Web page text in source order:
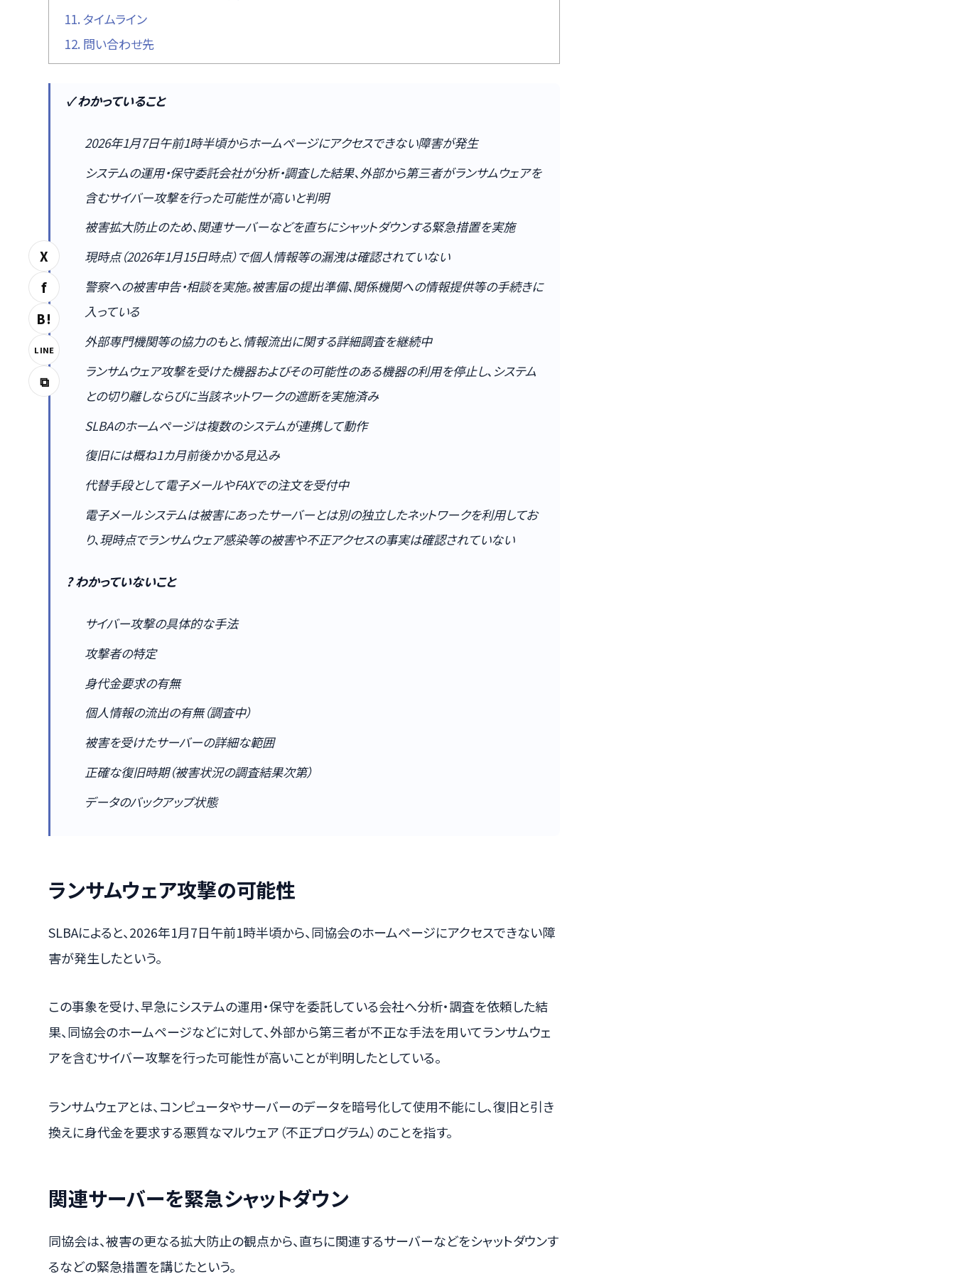
X
f
B!
LINE
⧉
11. タイムライン
12. 問い合わせ先
✓ わかっていること
2026年1月7日午前1時半頃からホームページにアクセスできない障害が発生
システムの運用・保守委託会社が分析・調査した結果、外部から第三者がランサムウェアを
含むサイバー攻撃を行った可能性が高いと判明
被害拡大防止のため、関連サーバーなどを直ちにシャットダウンする緊急措置を実施
現時点（2026年1月15日時点）で個人情報等の漏洩は確認されていない
警察への被害申告・相談を実施。被害届の提出準備、関係機関への情報提供等の手続きに
入っている
外部専門機関等の協力のもと、情報流出に関する詳細調査を継続中
ランサムウェア攻撃を受けた機器およびその可能性のある機器の利用を停止し、システム
との切り離しならびに当該ネットワークの遮断を実施済み
SLBAのホームページは複数のシステムが連携して動作
復旧には概ね1カ月前後かかる見込み
代替手段として電子メールやFAXでの注文を受付中
電子メールシステムは被害にあったサーバーとは別の独立したネットワークを利用してお
り、現時点でランサムウェア感染等の被害や不正アクセスの事実は確認されていない
? わかっていないこと
サイバー攻撃の具体的な手法
攻撃者の特定
身代金要求の有無
個人情報の流出の有無（調査中）
被害を受けたサーバーの詳細な範囲
正確な復旧時期（被害状況の調査結果次第）
データのバックアップ状態
ランサムウェア攻撃の可能性
SLBAによると、2026年1月7日午前1時半頃から、同協会のホームページにアクセスできない障
害が発生したという。
この事象を受け、早急にシステムの運用・保守を委託している会社へ分析・調査を依頼した結
果、同協会のホームページなどに対して、外部から第三者が不正な手法を用いてランサムウェ
アを含むサイバー攻撃を行った可能性が高いことが判明したとしている。
ランサムウェアとは、コンピュータやサーバーのデータを暗号化して使用不能にし、復旧と引き
換えに身代金を要求する悪質なマルウェア（不正プログラム）のことを指す。
関連サーバーを緊急シャットダウン
同協会は、被害の更なる拡大防止の観点から、直ちに関連するサーバーなどをシャットダウンす
るなどの緊急措置を講じたという。